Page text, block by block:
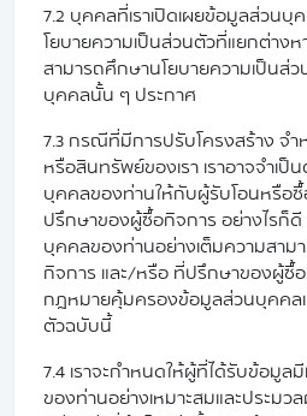
7.2 บุคคลที่เราเปิดเผยข้อมูลส่วนบุ
โยบายความเป็นส่วนตัวที่แยกต่างห
สามารถศึกษานโยบายความเป็นส่
บุคคลนั้น ๆ ประกาศ
7.3 กรณีที่มีการปรับโครงสร้าง จ
หรือสินทรัพย์ของเรา เราอาจจำเป็
บุคคลของท่านให้กับผู้รับโอนหรือ
ปรึกษาของผู้ซื้อกิจการ อย่างไรก็ดี
บุคคลของท่านอย่างเต็มความสา
กิจการ และ/หรือ ที่ปรึกษาของผู้ซื้
กฎหมายคุ้มครองข้อมูลส่วนบุคคล
ตัวฉบับนี้
7.4 เราจะกำหนดให้ผู้ที่ได้รับข้อมู
ของท่านอย่างเหมาะสมและประม